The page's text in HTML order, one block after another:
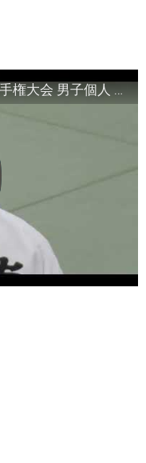
【決勝戦】全国高等学校柔道選手権大会 男子個人 無差別級 決勝戦 (三木清夢 対 寺本竜彦) 令和6年3月19日(火)